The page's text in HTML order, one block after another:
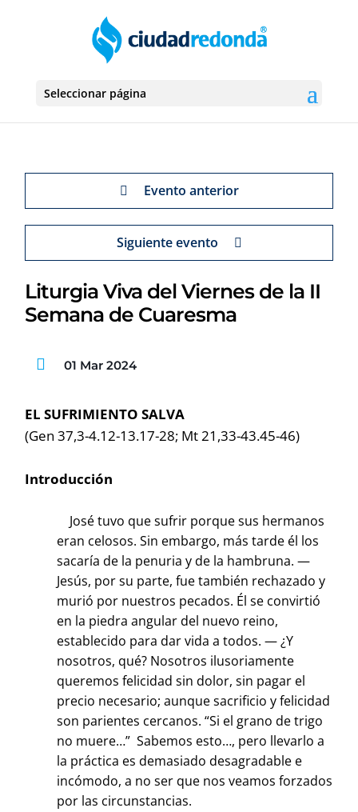
Seleccionar página
Evento anterior
Siguiente evento
Liturgia Viva del Viernes de la II
Semana de Cuaresma
01 Mar 2024
EL SUFRIMIENTO SALVA
(Gen 37,3-4.12-13.17-28; Mt 21,33-43.45-46)
Introducción
José tuvo que sufrir porque sus hermanos
eran celosos. Sin embargo, más tarde él los
sacaría de la penuria y de la hambruna. —
Jesús, por su parte, fue también rechazado y
murió por nuestros pecados. Él se convirtió
en la piedra angular del nuevo reino,
establecido para dar vida a todos. — ¿Y
nosotros, qué? Nosotros ilusoriamente
queremos felicidad sin dolor, sin pagar el
precio necesario; aunque sacrificio y felicidad
son parientes cercanos. “Si el grano de trigo
no muere…” Sabemos esto…, pero llevarlo a
la práctica es demasiado desagradable e
incómodo, a no ser que nos veamos forzados
por las circunstancias.